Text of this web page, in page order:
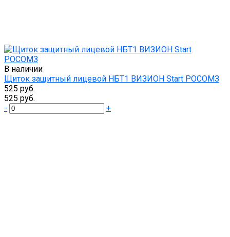
В наличии
Щиток защитный лицевой НБТ1 ВИЗИОН Start РОСОМЗ
525 руб.
525 руб.
-
+